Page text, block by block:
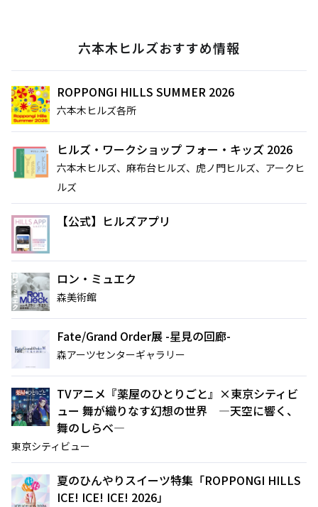
サイト内検索
六本木ヒルズおすすめ情報
ROPPONGI HILLS SUMMER 2026
六本木ヒルズ各所
ヒルズ・ワークショップ フォー・キッズ 2026
六本木ヒルズ、麻布台ヒルズ、虎ノ門ヒルズ、アークヒ
ルズ
【公式】ヒルズアプリ
ロン・ミュエク
森美術館
Fate/Grand Order展 -星見の回廊-
森アーツセンターギャラリー
TVアニメ『薬屋のひとりごと』×東京シティビ
ュー 舞が織りなす幻想の世界 ―天空に響く、
舞のしらべ―
東京シティビュー
夏のひんやりスイーツ特集「ROPPONGI HILLS
ICE! ICE! ICE! 2026」